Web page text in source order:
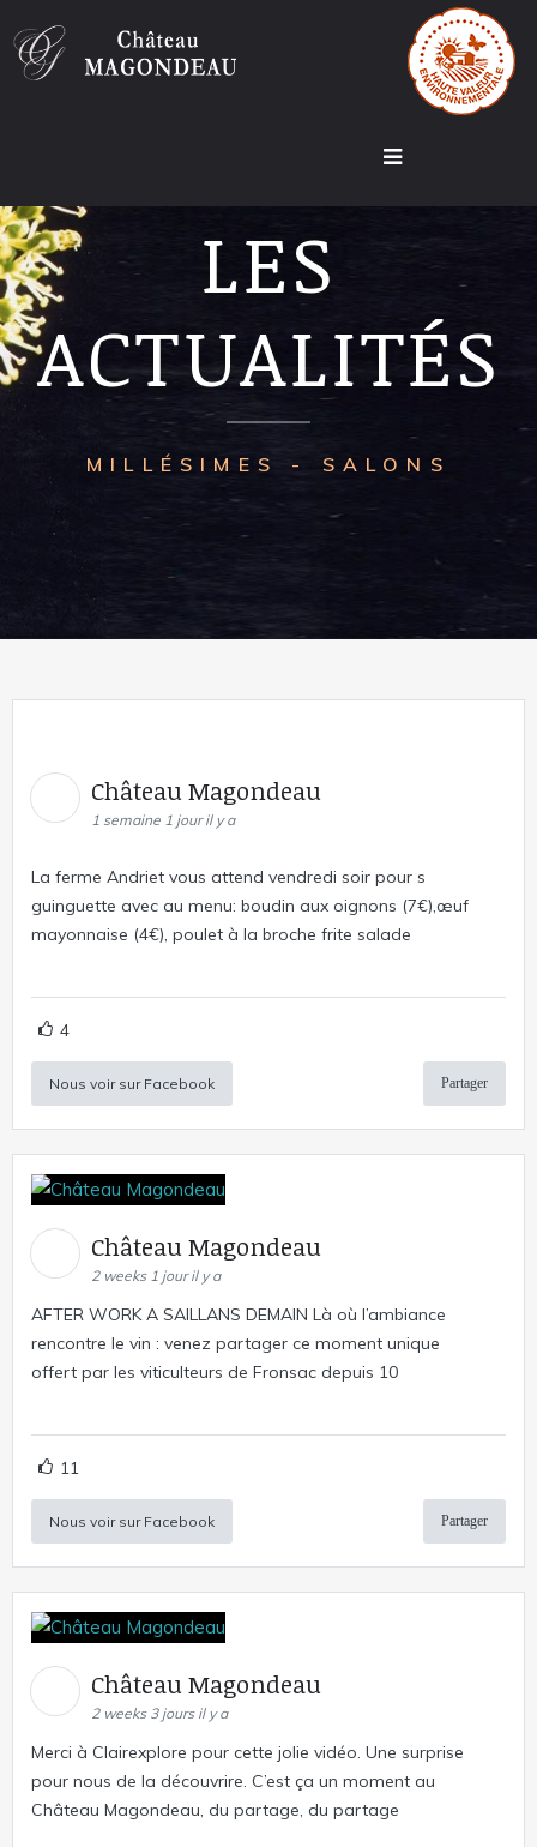
LES
ACTUALITÉS
MILLÉSIMES - SALONS
Château Magondeau
1 semaine 1 jour il y a
La ferme Andriet vous attend vendredi soir pour s
guinguette avec au menu: boudin aux oignons (7€),œuf
mayonnaise (4€), poulet à la broche frite salade
4
Nous voir sur Facebook Partager
Château Magondeau
2 weeks 1 jour il y a
AFTER WORK A SAILLANS DEMAIN Là où l’ambiance
rencontre le vin : venez partager ce moment unique
offert par les viticulteurs de Fronsac depuis 10
11
Nous voir sur Facebook Partager
Château Magondeau
2 weeks 3 jours il y a
Merci à Clairexplore pour cette jolie vidéo. Une surprise
pour nous de la découvrire. C’est ça un moment au
Château Magondeau, du partage, du partage